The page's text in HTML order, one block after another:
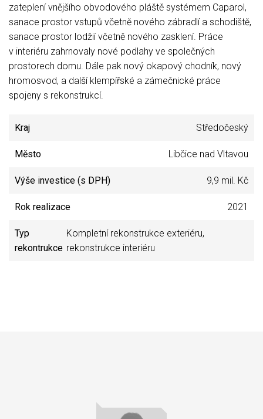
zateplení vnějšího obvodového pláště systémem Caparol,
sanace prostor vstupů včetně nového zábradlí a schodiště,
sanace prostor lodžií včetně nového zasklení. Práce
v interiéru zahrnovaly nové podlahy ve společných
prostorech domu. Dále pak nový okapový chodník, nový
hromosvod, a další klempířské a zámečnické práce
spojeny s rekonstrukcí.
Kraj Středočeský
Město Libčice nad Vltavou
Výše investice (s DPH) 9,9 mil. Kč
Rok realizace 2021
Typ
rekontrukce
Kompletní rekonstrukce exteriéru,
rekonstrukce interiéru